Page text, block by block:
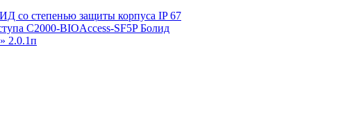
со степенью защиты корпуса IP 67
С2000-BIOAccess-SF5P Болид
2.0.1п